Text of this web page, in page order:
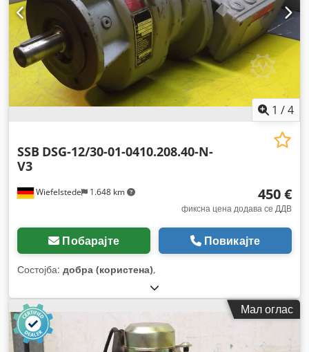
1 /4
Wiefelstede 1.648 km
SSB DSG-12/30-01-0410.208.40-N-
V3
450 €
фиксна цена додава се ДДВ
Побарајте Повикајте
Состојба: добра (користена),
Мал оглас